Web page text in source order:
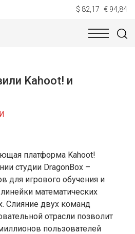
$ 82,17 € 94,84
Kahoot! и
платформа Kahoot!
студии DragonBox –
для игрового обучения и
математических
Слияние двух команд
отрасли позволит
пользователей